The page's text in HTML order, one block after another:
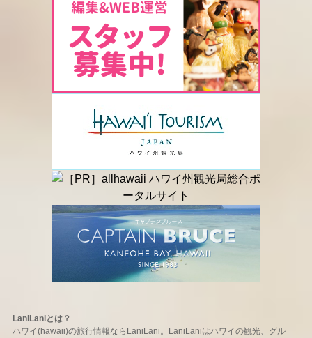
LaniLaniとは？
ハワイ(hawaii)の旅行情報ならLaniLani。LaniLaniはハワイの観光、グル